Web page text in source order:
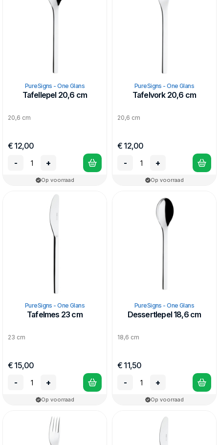
PureSigns - One Glans
Tafellepel 20,6 cm
20,6 cm
€ 12,00
-
+
Op voorraad
PureSigns - One Glans
Tafelvork 20,6 cm
20,6 cm
€ 12,00
-
+
Op voorraad
PureSigns - One Glans
Tafelmes 23 cm
23 cm
€ 15,00
-
+
Op voorraad
PureSigns - One Glans
Dessertlepel 18,6 cm
18,6 cm
€ 11,50
-
+
Op voorraad